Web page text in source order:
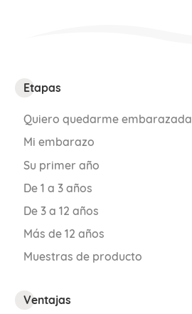
Etapas
Quiero quedarme embarazada
Mi embarazo
Su primer año
De 1 a 3 años
De 3 a 12 años
Más de 12 años
Muestras de producto
Ventajas